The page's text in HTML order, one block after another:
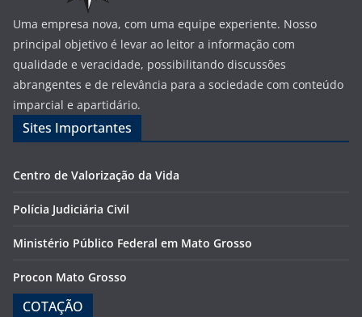
Uma empresa nova, com uma equipe experiente. Nosso
principal objetivo é levar ao leitor a informação com
qualidade e veracidade, possibilitando discussões
abrangentes e de relevância para a sociedade com conteúdo
imparcial e apartidário.
Sites Importantes
Centro de Valorização da Vida
Polícia Judiciária Civil
Ministério Público Federal em Mato Grosso
Procon Mato Grosso
COTAÇÃO